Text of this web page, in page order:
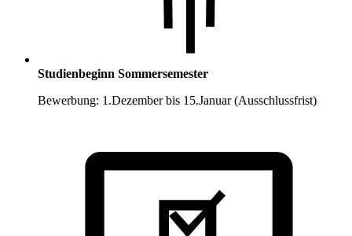
Studienbeginn Sommersemester
Bewerbung: 1.Dezember bis 15.Januar (Ausschlussfrist)